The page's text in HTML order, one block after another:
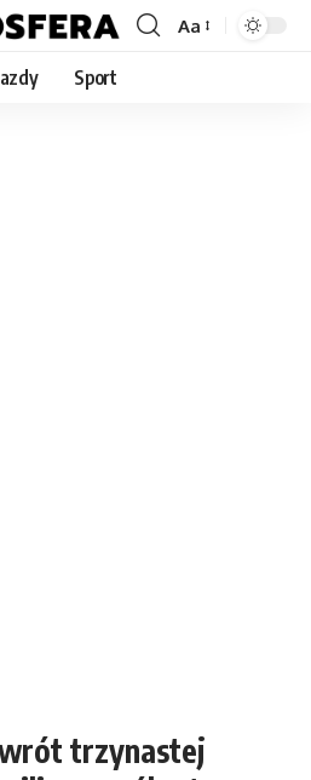
Font
Aa
Sport
trzynastej